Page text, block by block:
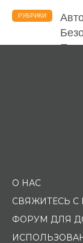
РУБРИКИ
О НАС
СВЯЖИТЕСЬ С
ФОРУМ ДЛЯ